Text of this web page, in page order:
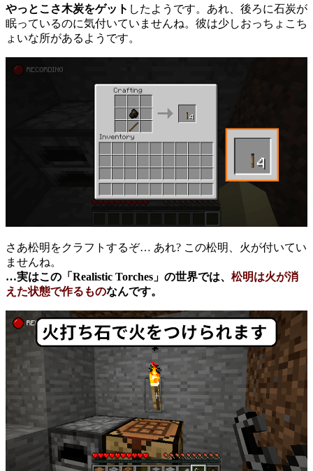
やっとこさ木炭をゲット したようです。あれ、後ろに石炭が
眠っているのに気付いていませんね。彼は少しおっちょこち
ょいな所があるようです。
さあ松明をクラフトするぞ… あれ? この松明、火が付いてい
ませんね。
…実はこの「Realistic Torches」の世界では、 松明は火が消
えた状態で作るものなんです。